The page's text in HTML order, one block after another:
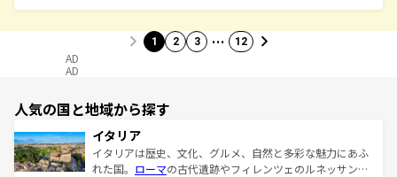
1 2 3 … 12
AD
AD
人気の国と地域から探す
イタリア
イタリアは歴史、文化、グルメ、自然と多彩な魅力にあふ
れた国。 ローマの古代遺跡やフィレンツェのルネッサンス